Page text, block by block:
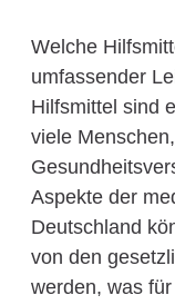
Welche
umfassender
Hilfsmittel sind
viele
Aspekte der
Deutschland
von den
werden, was